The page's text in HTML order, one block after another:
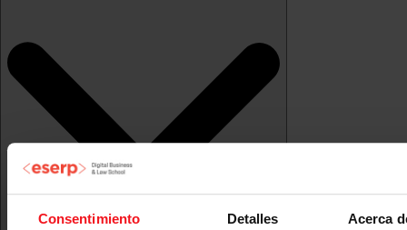
Consentimiento Detalles Acerca